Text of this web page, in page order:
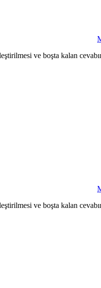
ve boşta kalan
ve boşta kalan